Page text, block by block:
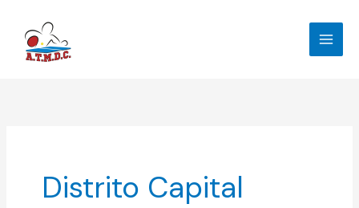
contenido
Distrito Capital